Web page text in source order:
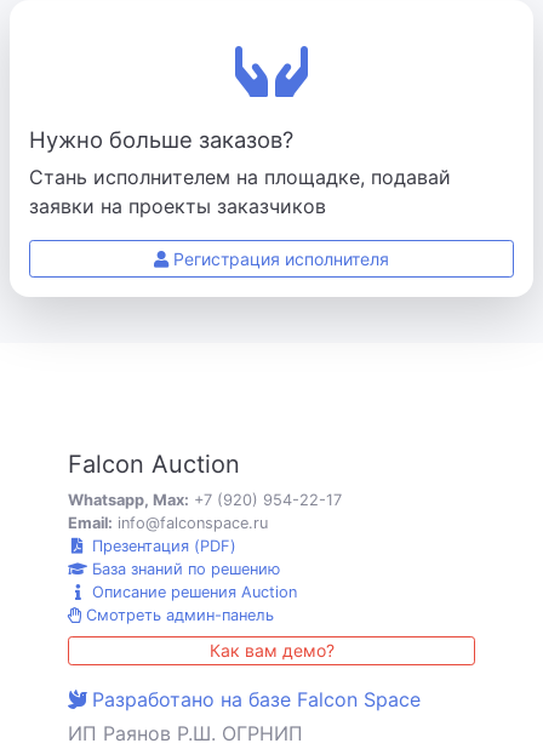
Нужно больше заказов?
Стань исполнителем на площадке, подавай
заявки на проекты заказчиков
Регистрация исполнителя
Falcon Auction
Whatsapp, Max: +7 (920) 954-22-17
Email: info@falconspace.ru
Презентация (PDF)
База знаний по решению
Описание решения Auction
Смотреть админ-панель
Как вам демо?
Разработано на базе Falcon Space
ИП Раянов Р.Ш. ОГРНИП